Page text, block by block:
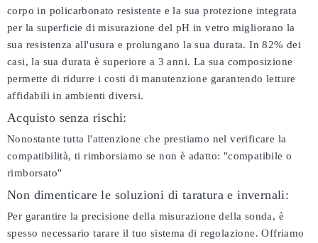
corpo in policarbonato resistente e la sua protezione integrata
per la superficie di misurazione del pH in vetro migliorano la
sua resistenza all'usura e prolungano la sua durata. In 82% dei
casi, la sua durata è superiore a 3 anni. La sua composizione
permette di ridurre i costi di manutenzione garantendo letture
affidabili in ambienti diversi.
Acquisto senza rischi:
Nonostante tutta l'attenzione che prestiamo nel verificare la
compatibilità, ti rimborsiamo se non è adatto: "compatibile o
rimborsato"
Non dimenticare le soluzioni di taratura e invernali:
Per garantire la precisione della misurazione della sonda, è
spesso necessario tarare il tuo sistema di regolazione. Offriamo